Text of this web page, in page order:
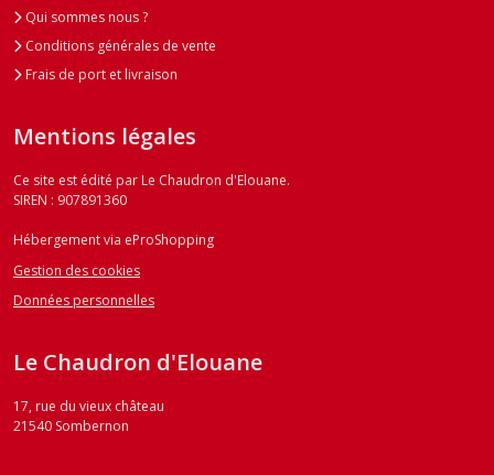
Qui sommes nous ?
Conditions générales de vente
Frais de port et livraison
Mentions légales
Ce site est édité par Le Chaudron d'Elouane.
SIREN : 907891360
Hébergement via eProShopping
Gestion des cookies
Données personnelles
Le Chaudron d'Elouane
17, rue du vieux château
21540 Sombernon